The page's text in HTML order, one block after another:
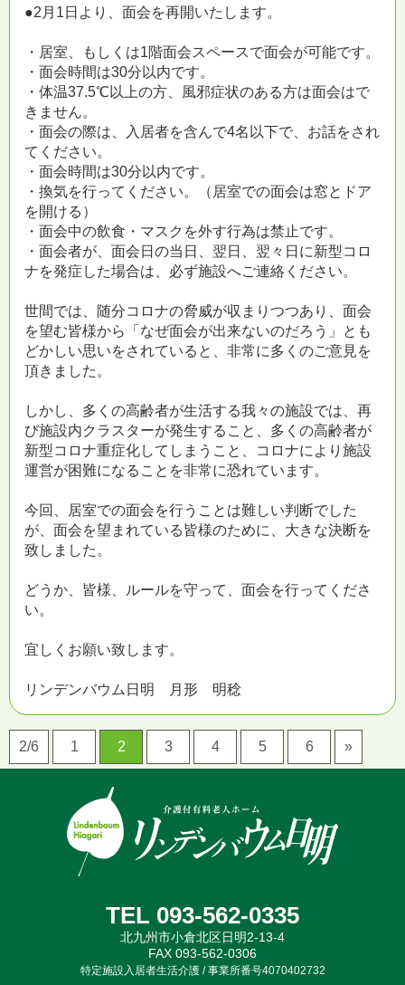
●2月1日より、面会を再開いたします。
・居室、もしくは1階面会スペースで面会が可能です。
・面会時間は30分以内です。
・体温37.5℃以上の方、風邪症状のある方は面会はで
きません。
・面会の際は、入居者を含んで4名以下で、お話をされ
てください。
・面会時間は30分以内です。
・換気を行ってください。（居室での面会は窓とドア
を開ける）
・面会中の飲食・マスクを外す行為は禁止です。
・面会者が、面会日の当日、翌日、翌々日に新型コロ
ナを発症した場合は、必ず施設へご連絡ください。
世間では、随分コロナの脅威が収まりつつあり、面会
を望む皆様から「なぜ面会が出来ないのだろう」とも
どかしい思いをされていると、非常に多くのご意見を
頂きました。
しかし、多くの高齢者が生活する我々の施設では、再
び施設内クラスターが発生すること、多くの高齢者が
新型コロナ重症化してしまうこと、コロナにより施設
運営が困難になることを非常に恐れています。
今回、居室での面会を行うことは難しい判断でした
が、面会を望まれている皆様のために、大きな決断を
致しました。
どうか、皆様、ルールを守って、面会を行ってくださ
い。
宜しくお願い致します。
リンデンバウム日明 月形 明稔
2/6 1 2 3 4 5 6 »
TEL 093-562-0335
北九州市小倉北区日明2-13-4
FAX 093-562-0306
特定施設入居者生活介護 / 事業所番号4070402732